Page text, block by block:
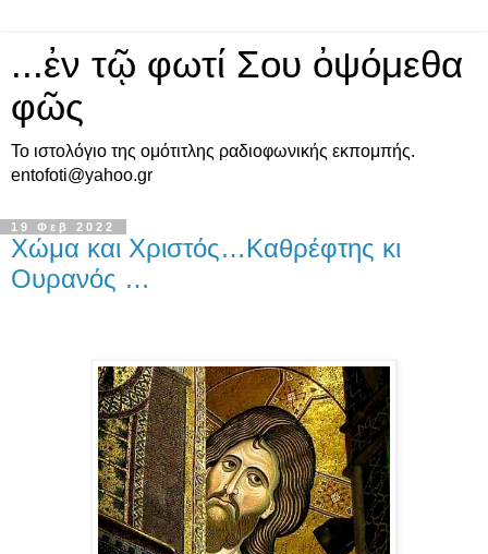
...ἐν τῷ φωτί Σου ὀψόμεθα
φῶς
Το ιστολόγιο της ομότιτλης ραδιοφωνικής εκπομπής.
entofoti@yahoo.gr
19 Φεβ 2022
Χώμα και Χριστός…Καθρέφτης κι
Ουρανός …